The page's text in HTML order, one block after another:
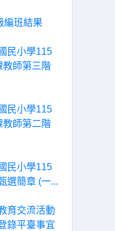
編班結果
民小學115
教師第三階
民小學115
教師第二階
民小學115
選簡章 (一...
育交流活動
錄平臺事宜